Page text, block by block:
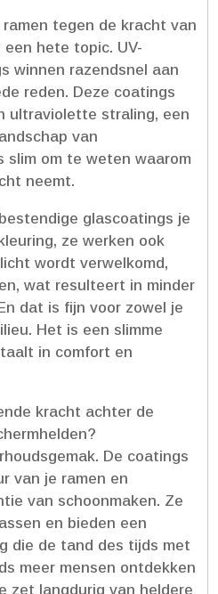
tegen de kracht van
hete topic.​ UV-
winnen razendsnel aan
reden.​ Deze coatings
ultraviolette straling, een
van
slim om te weten waarom
neemt.​
glascoatings je
ze werken ook
wordt verwelkomd,
wat resulteert in minder
dat is fijn voor zowel je
Het is een slimme
in comfort en
kracht achter de
De coatings
van je ramen en
van schoonmaken.​ Ze
en bieden een
die de tand des tijds met
meer mensen ontdekken
zet langdurig van heldere